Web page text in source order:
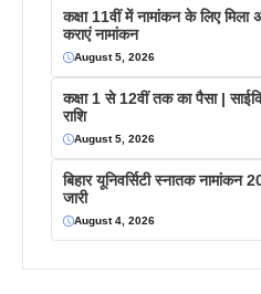
कक्षा 11वीं में नामांकन के लिए
कराएं नामांकन
August 5, 2026
कक्षा 1 से 12वीं तक का पैसा |
राशि
August 5, 2026
बिहार यूनिवर्सिटी स्नातक नामांकन
जारी
August 4, 2026